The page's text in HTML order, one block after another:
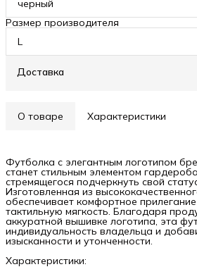
черный
Размер производителя
L
Доставка
О товаре Характеристики
Футболка с элегантным логотипом
станет стильным элементом
стремящегося подчеркнуть свой
Изготовленная из
обеспечивает комфортное
тактильную мягкость. Благодаря
аккуратной вышивке логотипа, эта
индивидуальность владельца и
изысканности и утонченности.
Характеристики: